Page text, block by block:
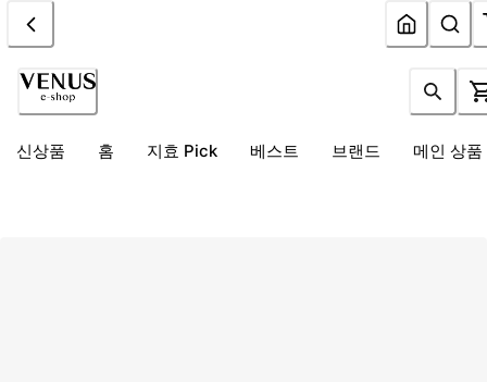
신상품 홈 지효 Pick 베스트 브랜드 메인 상품